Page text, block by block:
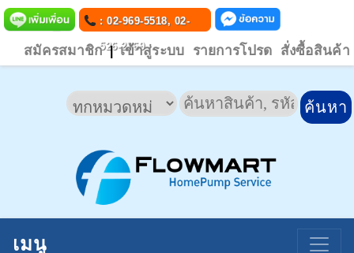
: 02-969-5518, 02-
526-2769
สมัครสมาชิก|เข้าสู่ระบบ รายการโปรด สั่งซื้อสินค้า
เมนู